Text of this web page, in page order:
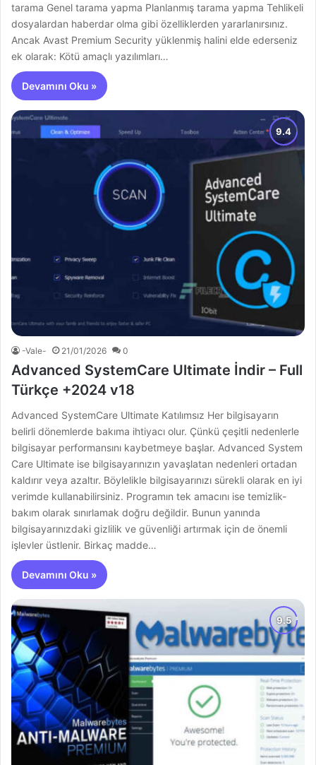
tarama Genel tarama yapma Planlanmış tarama yapma Tehlikeli
dosyalardan haberdar olma gibi özelliklerden yararlanırsınız.
Ancak Avast Premium Security yüklenmiş halini elde ederseniz
ek olarak: Kötü amaçlı yazılımları…
Devamını Oku »
-Vale- 21/01/2026 0
Advanced SystemCare Ultimate İndir – Full
Türkçe +2024 v18
Advanced SystemCare Ultimate Katılımsız Her bilgisayarın
belirli dönemlerde bakıma ihtiyacı olur. Çünkü çeşitli nedenlerle
bilgisayar performansını kaybetmeye başlar. Advanced System
Care Ultimate ise bilgisayarınızın yavaşlatan nedenleri ortadan
kaldırır veya azaltır. Böylelikle bilgisayarınızı sürekli olarak en iyi
verimde kullanabilirsiniz. Programın tek amacını ise temizlik-
bakım olarak sınırlamak doğru değildir. Bunun yanında
bilgisayarınızdaki gizlilik ve güvenliği artırmak için de önemli
işlevler üstlenir. Birkaç madde…
Devamını Oku »